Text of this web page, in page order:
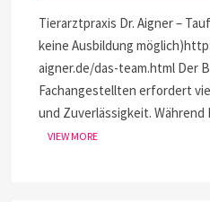
Tierarztpraxis Dr. Aigner –
keine Ausbildung
aigner.de/das-team.html Der
Fachangestellten erfordert
und Zuverlässigkeit. Während
VIEW MORE